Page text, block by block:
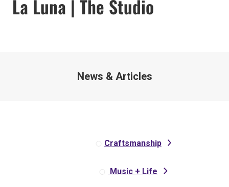
La Luna | The Studio
News & Articles
Craftsmanship
Music + Life